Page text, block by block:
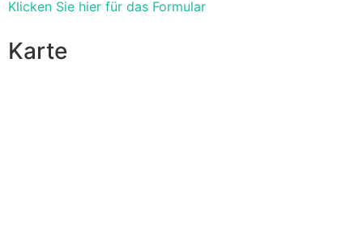
Klicken Sie hier für das Formular
Karte